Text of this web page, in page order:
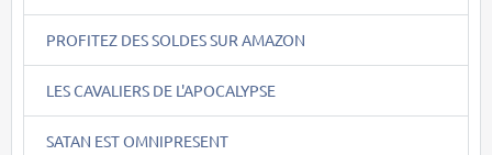
PROFITEZ DES SOLDES SUR AMAZON
LES CAVALIERS DE L'APOCALYPSE
SATAN EST OMNIPRESENT